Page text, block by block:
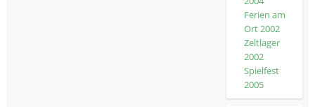
Ferien am
Ort 2002
Zeltlager
2002
Spielfest
2005